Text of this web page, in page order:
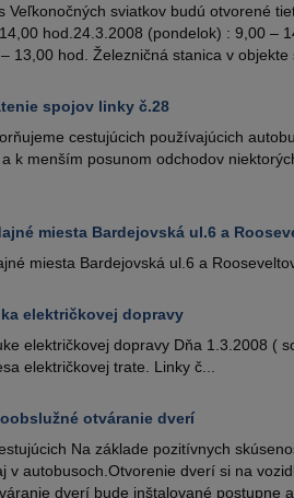
Veľkonočných sviatkov budú otvorené
hod.24.3.2008 (pondelok) : 9,00 –
13,00 hod. Železničná stanica v
spojov linky č.28
cestujúcich používajúcich
k menším posunom odchodov
miesta Bardejovská ul.6 a
miesta Bardejovská ul.6 a
električkovej dopravy
električkovej dopravy Dňa 1.3.2008 (
električkovej trate. Linky č...
otváranie dverí
Na základe pozitívnych
v autobusoch.Otvorenie dverí si na
dverí bude inštalované postupne